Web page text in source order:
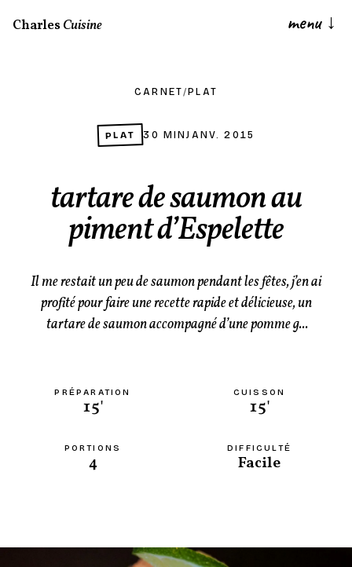
CharlesCuisine menu ↓
CARNET/ PLAT
PLAT 30 MINJANV. 2015
tartare de saumon au
piment d’Espelette
Il me restait un peu de saumon pendant les fêtes, j’en ai
profité pour faire une recette rapide et délicieuse, un
tartare de saumon accompagné d’une pomme g...
PRÉPARATION
15'
CUISSON
15'
PORTIONS
4
DIFFICULTÉ
Facile